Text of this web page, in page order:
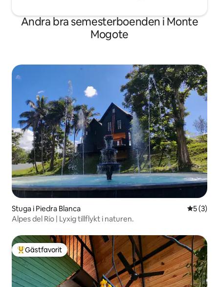
Andra bra semesterboenden i Monte
Mogote
Stuga i Piedra Blanca 5 av 5 i
5 (3)
Alpes del Río | Lyxig tillflykt i naturen.
Populär gästfavorit
Gästfavorit